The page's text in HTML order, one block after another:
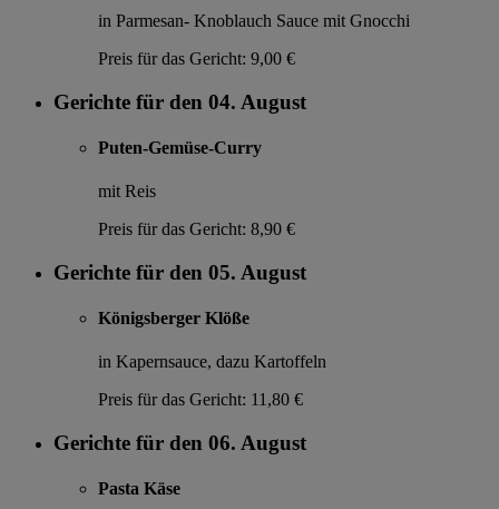
in Parmesan- Knoblauch Sauce mit Gnocchi
Preis für das Gericht: 9,00 €
Gerichte für den 04. August
Puten-Gemüse-Curry
mit Reis
Preis für das Gericht: 8,90 €
Gerichte für den 05. August
Königsberger Klöße
in Kapernsauce, dazu Kartoffeln
Preis für das Gericht: 11,80 €
Gerichte für den 06. August
Pasta Käse